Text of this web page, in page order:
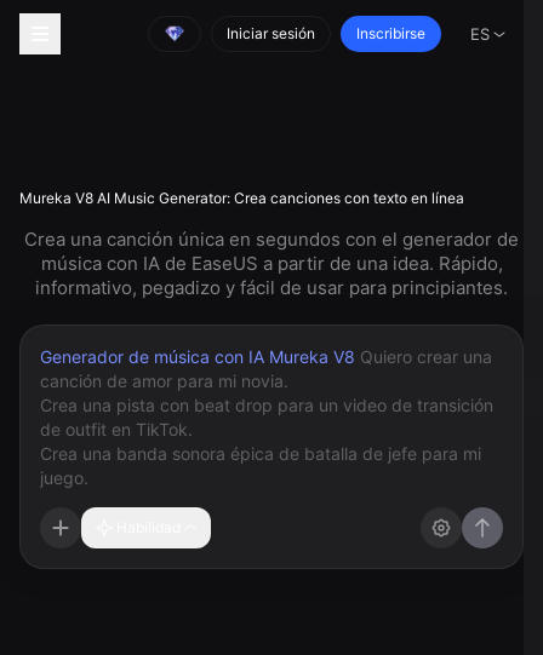
Iniciar sesión Inscribirse ES
Mureka V8 AI Music Generator: Crea canciones con texto en línea
Crea una canción única en segundos con el generador de
música con IA de EaseUS a partir de una idea. Rápido,
informativo, pegadizo y fácil de usar para principiantes.
Generador de música con IA Mureka V8